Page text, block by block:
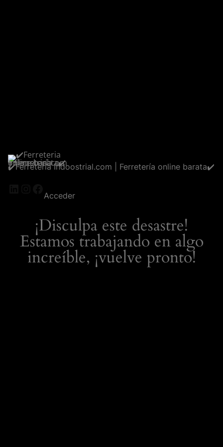
✔️Ferreteria Indoostrial.com | Ferretería online barata✔️
LinkedIn
Instagram
Facebook
Acceder
¡Disculpa este desastre!
Estamos trabajando en algo
increíble, ¡vuelve pronto!